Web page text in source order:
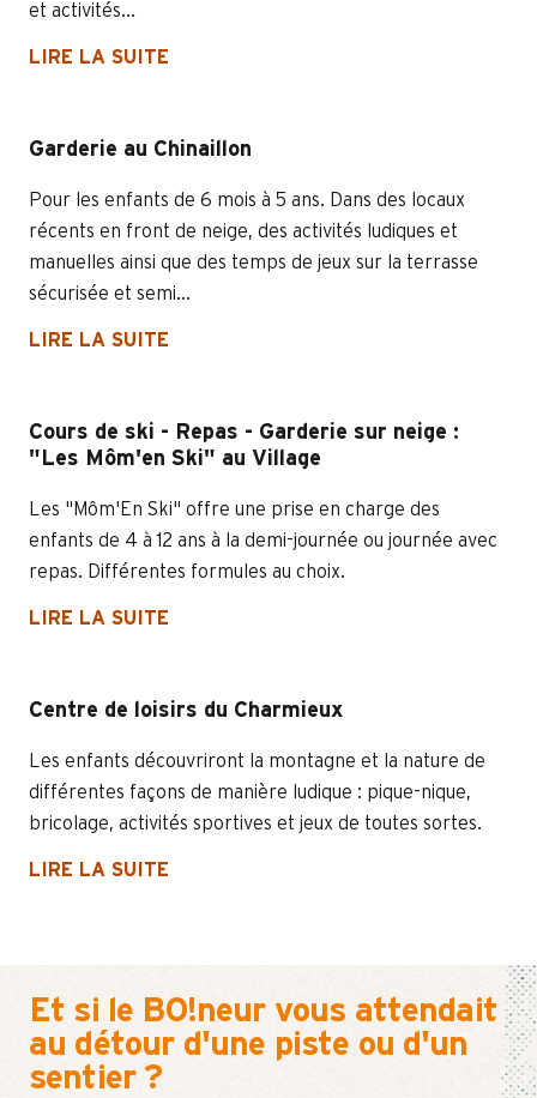
et activités...
LIRE LA SUITE
Garderie au Chinaillon
Pour les enfants de 6 mois à 5 ans. Dans des locaux
récents en front de neige, des activités ludiques et
manuelles ainsi que des temps de jeux sur la terrasse
sécurisée et semi...
LIRE LA SUITE
Cours de ski - Repas - Garderie sur neige :
"Les Môm'en Ski" au Village
Les "Môm'En Ski" offre une prise en charge des
enfants de 4 à 12 ans à la demi-journée ou journée avec
repas. Différentes formules au choix.
LIRE LA SUITE
Centre de loisirs du Charmieux
Les enfants découvriront la montagne et la nature de
différentes façons de manière ludique : pique-nique,
bricolage, activités sportives et jeux de toutes sortes.
LIRE LA SUITE
Et si le BO!neur vous attendait
au détour d'une piste ou d'un
sentier ?